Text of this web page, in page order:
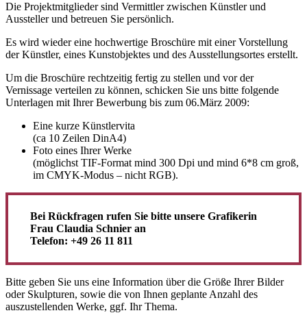
Die Projektmitglieder sind Vermittler zwischen Künstler und
Aussteller und betreuen Sie persönlich.
Es wird wieder eine hochwertige Broschüre mit einer Vorstellung
der Künstler, eines Kunstobjektes und des Ausstellungsortes erstellt.
Um die Broschüre rechtzeitig fertig zu stellen und vor der
Vernissage verteilen zu können, schicken Sie uns bitte folgende
Unterlagen mit Ihrer Bewerbung bis zum 06.März 2009:
Eine kurze Künstlervita
(ca 10 Zeilen DinA4)
Foto eines Ihrer Werke
(möglichst TIF-Format mind 300 Dpi und mind 6*8 cm groß,
im CMYK-Modus – nicht RGB).
Bei Rückfragen rufen Sie bitte unsere Grafikerin
Frau Claudia Schnier an
Telefon: +49 26 11 811
Bitte geben Sie uns eine Information über die Größe Ihrer Bilder
oder Skulpturen, sowie die von Ihnen geplante Anzahl des
auszustellenden Werke, ggf. Ihr Thema.